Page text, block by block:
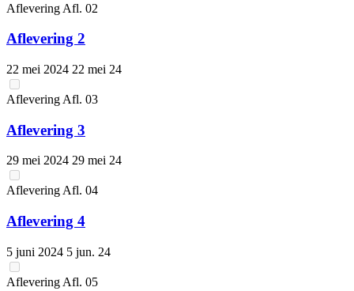
Aflevering Afl. 02
Aflevering 2
22 mei 2024 22 mei 24
Aflevering Afl. 03
Aflevering 3
29 mei 2024 29 mei 24
Aflevering Afl. 04
Aflevering 4
5 juni 2024 5 jun. 24
Aflevering Afl. 05